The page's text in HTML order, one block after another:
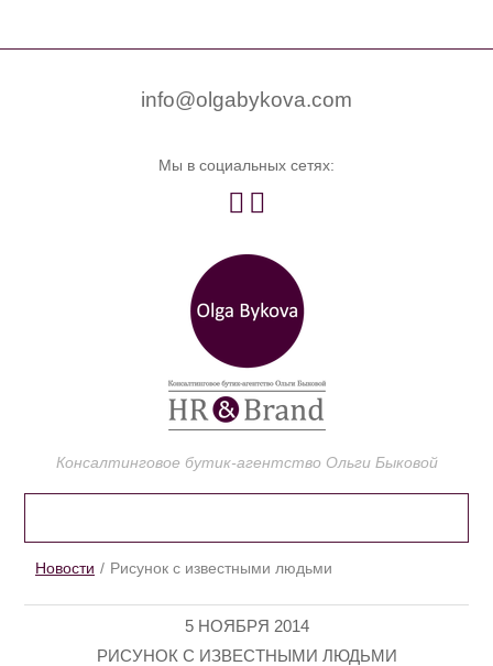
info@olgabykova.com
Мы в социальных сетях:
 
Консалтинговое бутик-агентство Ольги Быковой
Новости Рисунок с известными людьми
5 НОЯБРЯ 2014
РИСУНОК С ИЗВЕСТНЫМИ ЛЮДЬМИ